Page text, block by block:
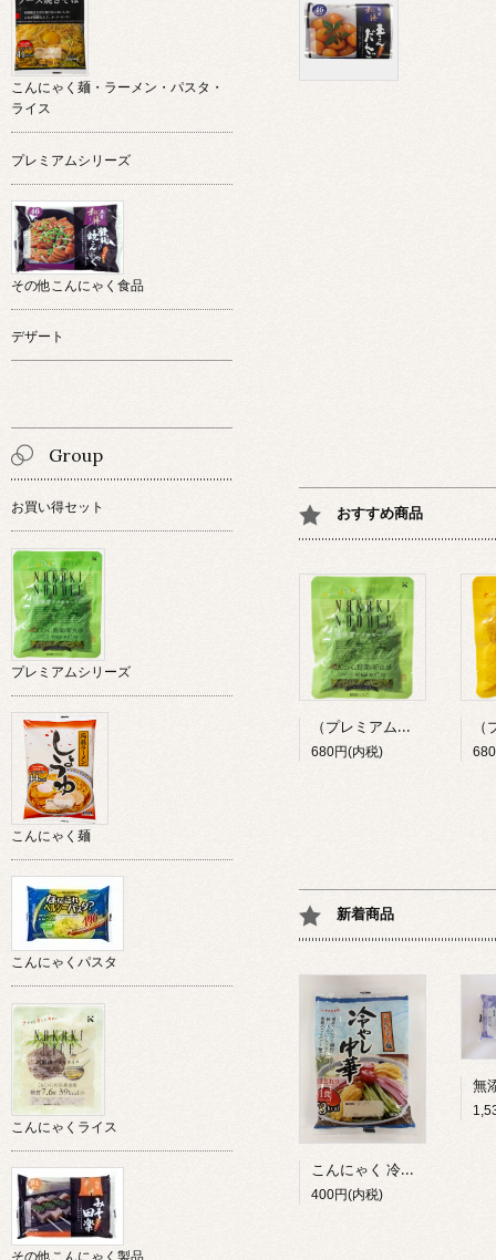
おすすめ商品
（プレミアム）低糖質ナカキベジタブルヌードルのみ（ほうれん草・グリーン）3食入り
680円(内税)
新着商品
こんにゃく 冷やし中華 しょう油だれ付（３食入）
400円(内税)
こんにゃく麺・ラーメン・パスタ・
ライス
プレミアムシリーズ
その他こんにゃく食品
デザート
Group
お買い得セット
プレミアムシリーズ
こんにゃく麺
こんにゃくパスタ
こんにゃくライス
その他こんにゃく製品